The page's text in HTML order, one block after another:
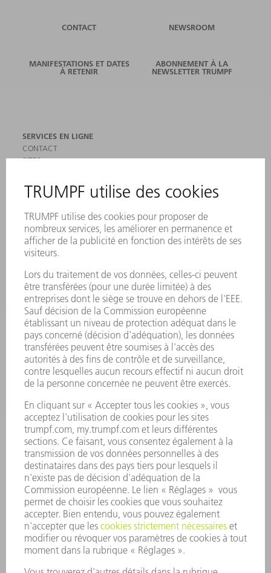
CONTACT NEWSROOM
MANIFESTATIONS ET DATES
À RETENIR
ABONNEMENT À LA
NEWSLETTER TRUMPF
SERVICES EN LIGNE
CONTACT
SITES
INSCRIPTION À LA NEWSLETTER
MYTRUMPF
PRODUITS
MACHINES & SYSTÈMES
LASER
ELECTRONIQUE DE PUISSANCE
OUTILS ÉLECTRIQUES
SMART FACTORY
LOGICIEL
SERVICES
APPLICATIONS
SECTEURS D'ACTIVITÉ
ENTREPRISE
CARRIÈRE
OFFRES D'EMPLOI
PROFIL DE L'ENTREPRISE
CONSEIL D'ADMINISTRATION
RAPPORT ANNUEL
PRINCIPES FONDAMENTAUX DE L'ENTREPRISE
CONFORMITÉ
SYSTÈME D'ALERTE
SÉCURITÉ
COMMUNIQUÉS DE PRESSE
MAGAZINE
DURABILITÉ
ENVIRONNEMENT ET CLIMAT
SOCIAL ET SOCIÉTÉ
GESTION D'ENTREPRISE